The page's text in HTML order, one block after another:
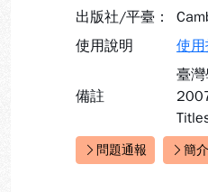
出版社/平臺：
使用說明
使
備註
臺
快速連結：
問題通報 簡介